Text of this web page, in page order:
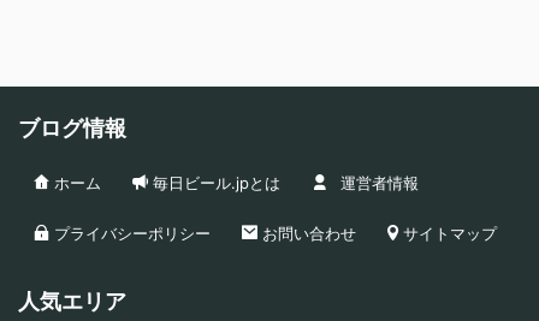
ブログ情報
ホーム 毎日ビール.jpとは 運営者情報
プライバシーポリシー お問い合わせ サイトマップ
人気エリア